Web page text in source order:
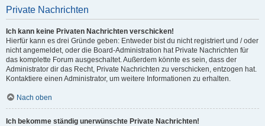
Private Nachrichten
Ich kann keine Privaten Nachrichten verschicken!
Hierfür kann es drei Gründe geben: Entweder bist du nicht registriert und / oder
nicht angemeldet, oder die Board-Administration hat Private Nachrichten für
das komplette Forum ausgeschaltet. Außerdem könnte es sein, dass der
Administrator dir das Recht, Private Nachrichten zu verschicken, entzogen hat.
Kontaktiere einen Administrator, um weitere Informationen zu erhalten.
Nach oben
Ich bekomme ständig unerwünschte Private Nachrichten!